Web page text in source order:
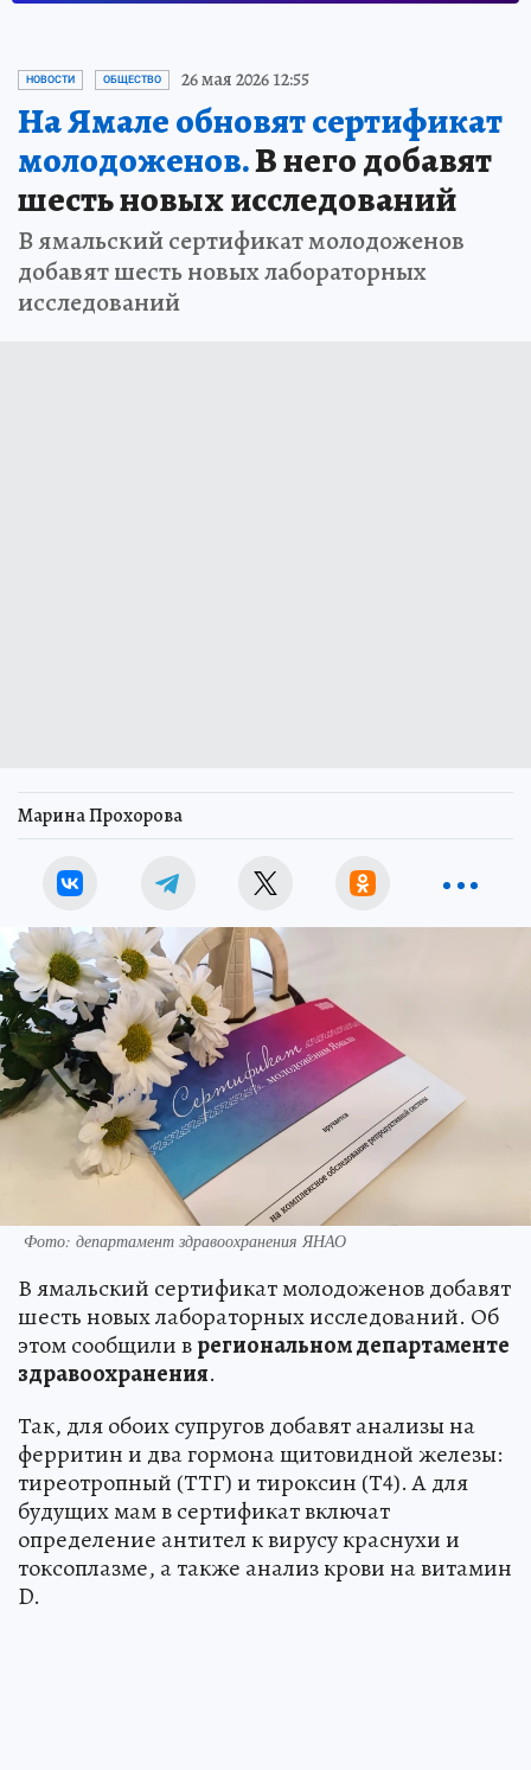
НОВОСТИ ОБЩЕСТВО 26 мая 2026 12:55
На Ямале обновят сертификат
молодоженов.В него добавят
шесть новых исследований
В ямальский сертификат молодоженов
добавят шесть новых лабораторных
исследований
Марина Прохорова
Фото: департамент здравоохранения ЯНАО
В ямальский сертификат молодоженов добавят
шесть новых лабораторных исследований. Об
этом сообщили врегиональном департаменте
здравоохранения.
Так, для обоих супругов добавят анализы на
ферритин и два гормона щитовидной железы:
тиреотропный (ТТГ) и тироксин (Т4). А для
будущих мам в сертификат включат
определение антител к вирусу краснухи и
токсоплазме, а также анализ крови на витамин
D.